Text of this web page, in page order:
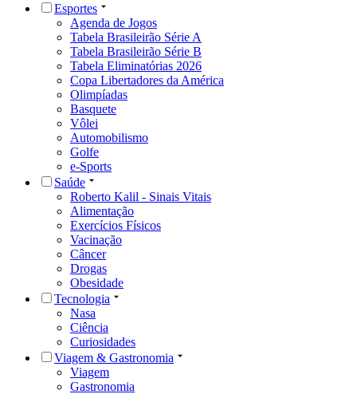
Esportes
Agenda de Jogos
Tabela Brasileirão Série A
Tabela Brasileirão Série B
Tabela Eliminatórias 2026
Copa Libertadores da América
Olimpíadas
Basquete
Vôlei
Automobilismo
Golfe
e-Sports
Saúde
Roberto Kalil - Sinais Vitais
Alimentação
Exercícios Físicos
Vacinação
Câncer
Drogas
Obesidade
Tecnologia
Nasa
Ciência
Curiosidades
Viagem & Gastronomia
Viagem
Gastronomia